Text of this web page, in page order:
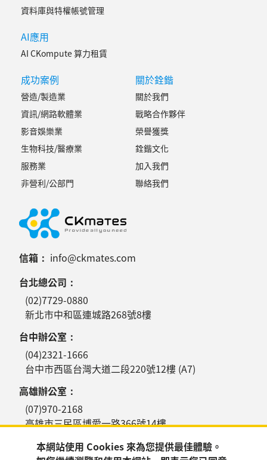
本網站使用 Cookies 來為您提供最佳體驗。
資料庫與特權帳號管理
AI應用
AI CKompute 算力租賃
成功案例
營造/製造業
資訊/網路軟體業
影音娛樂業
生物科技/醫療業
服務業
非營利/公部門
關於銓鍇
關於我們
戰略合作夥伴
榮譽獲獎
銓鍇文化
加入我們
聯絡我們
信箱： info@ckmates.com
台北總公司：
(02)7729-0880
新北市中和區連城路268號8樓
台中辦公室：
(04)2321-1666
台中市西區台灣大道二段220號12樓 (A7)
高雄辦公室：
(07)970-2168
高雄市三民區博愛一路366號14樓